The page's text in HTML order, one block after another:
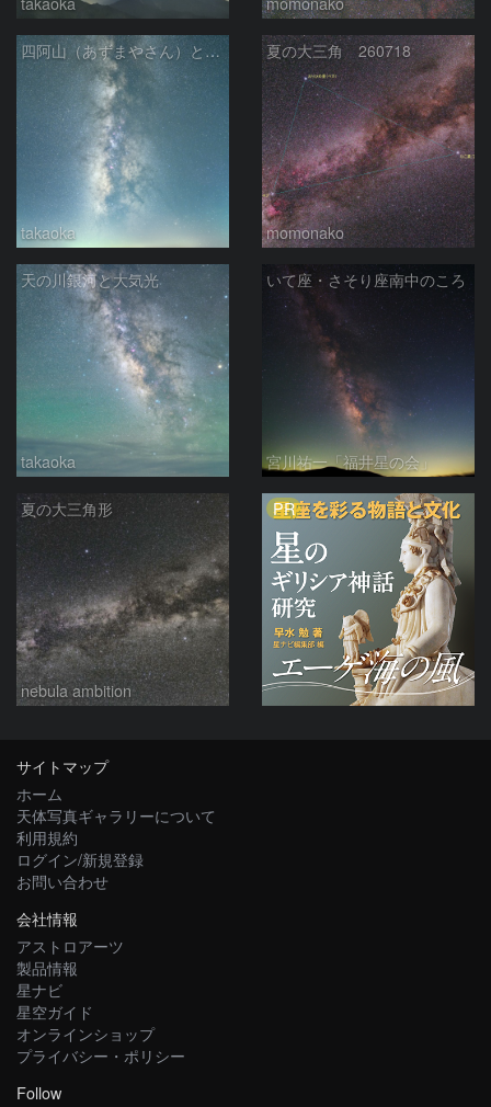
四阿山（あずまやさん）と立ち昇る夏の銀河
takaoka
夏の大三角 260718
momonako
天の川銀河と大気光
takaoka
いて座・さそり座南中のころ
宮川祐一「福井星の会」
夏の大三角形
nebula ambition
PR
サイトマップ
ホーム
天体写真ギャラリーについて
利用規約
ログイン/新規登録
お問い合わせ
会社情報
アストロアーツ
製品情報
星ナビ
星空ガイド
オンラインショップ
プライバシー・ポリシー
Follow